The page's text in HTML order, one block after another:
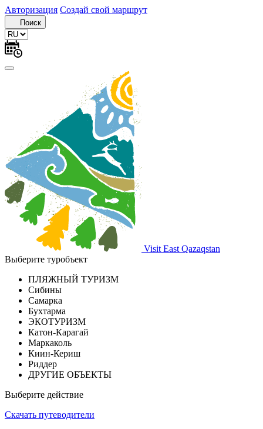
Авторизация Создай свой маршрут
Поиск
Visit East Qazaqstan
Выберите туробъект
ПЛЯЖНЫЙ ТУРИЗМ
Сибины
Самарка
Бухтарма
ЭКОТУРИЗМ
Катон-Карагай
Маркаколь
Киин-Кериш
Риддер
ДРУГИЕ ОБЪЕКТЫ
Выберите действие
Скачать путеводители